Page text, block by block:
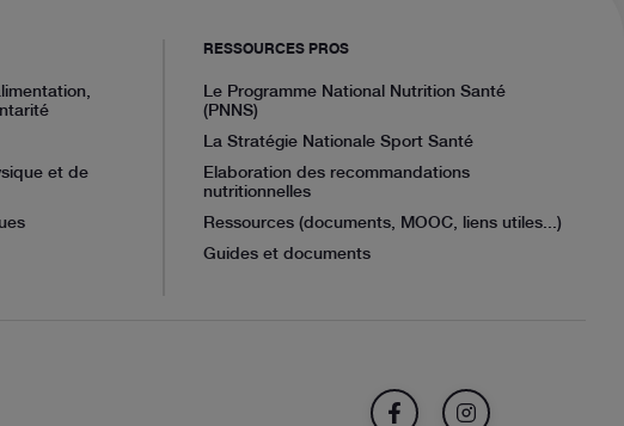
et de
RESSOURCES PROS
Le Programme National Nutrition Santé
(PNNS)
La Stratégie Nationale Sport Santé
Elaboration des recommandations
nutritionnelles
Ressources (documents, MOOC, liens utiles...)
Guides et documents